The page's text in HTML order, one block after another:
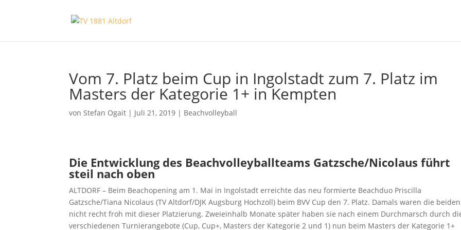
Vom 7. Platz beim Cup in Ingolstadt zum 7. Platz im
Masters der Kategorie 1+ in Kempten
vonStefan Ogait | Juli 21, 2019 | Beachvolleyball
Die Entwicklung des Beachvolleyballteams Gatzsche/Nicolaus führt
steil nach oben
ALTDORF – Beim Beachopening am 1. Mai in Ingolstadt erreichte das neu formierte Beachduo Priscilla
Gatzsche/Tiana Nicolaus (TV Altdorf/DJK Augsburg Hochzoll) beim BVV Cup den 7. Platz. Damals waren die beiden
nicht recht froh mit dieser Platzierung. Zweieinhalb Monate später haben sie nach einem Durchmarsch durch
verschiedenen Turnierangebote (Cup, Cup+, Masters der Kategorie 2 und 1) nun beim Masters der Kategorie 1+